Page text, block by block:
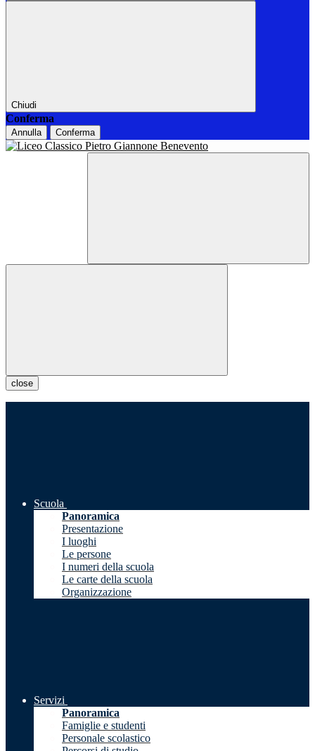
Chiudi
Conferma
Annulla Conferma
close
Scuola
Panoramica
Presentazione
I luoghi
Le persone
I numeri della scuola
Le carte della scuola
Organizzazione
Servizi
Panoramica
Famiglie e studenti
Personale scolastico